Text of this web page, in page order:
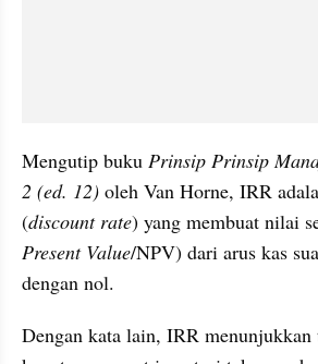
Mengutip buku Prinsip Prinsip
2 (ed. 12) oleh Van Horne, IRR
(discount rate) yang membuat nilai
Present Value/NPV) dari arus kas
dengan nol.
Dengan kata lain, IRR